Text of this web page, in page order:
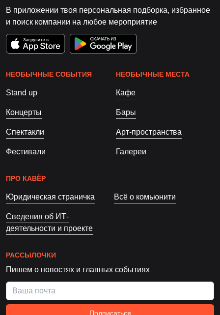
В приложении твоя персональная подборка, избранное
и поиск компании на любое мероприятие
НЕОБЫЧНЫЕ СОБЫТИЯ
Stand up
Концерты
Спектакли
Фестивали
НЕОБЫЧНЫЕ МЕСТА
Кафе
Бары
Арт-пространства
Галереи
ПРО КАВЁР
Юридическая страничка Всё о комьюнити
Сведения об ИТ-
деятельности и проекте
РАССЫЛОЧКИ
Пишем о новостях и главных событиях
Подписаться